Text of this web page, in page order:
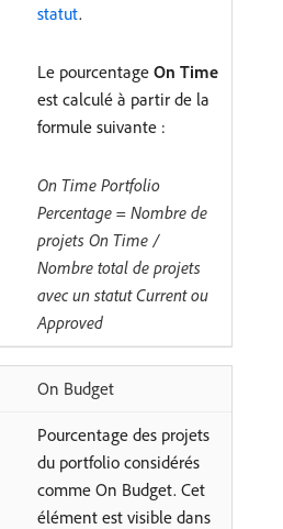
statut.
Le pourcentage On Time
est calculé à partir de la
formule suivante :
On Time Portfolio
Percentage = Nombre de
projets On Time /
Nombre total de projets
avec un statut Current ou
Approved
On Budget
Pourcentage des projets
du portfolio considérés
comme On Budget. Cet
élément est visible dans